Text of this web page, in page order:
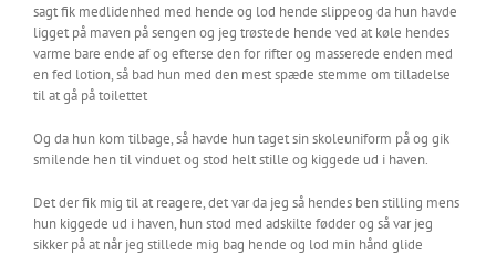
sagt fik medlidenhed med hende og lod hende slippeog da hun havde
ligget på maven på sengen og jeg trøstede hende ved at køle hendes
varme bare ende af og efterse den for rifter og masserede enden med
en fed lotion, så bad hun med den mest spæde stemme om tilladelse
til at gå på toilettet
Og da hun kom tilbage, så havde hun taget sin skoleuniform på og gik
smilende hen til vinduet og stod helt stille og kiggede ud i haven.
Det der fik mig til at reagere, det var da jeg så hendes ben stilling mens
hun kiggede ud i haven, hun stod med adskilte fødder og så var jeg
sikker på at når jeg stillede mig bag hende og lod min hånd glide